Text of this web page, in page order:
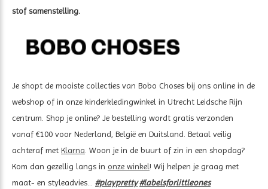
stof samenstelling.
Je shopt de mooiste collecties van Bobo Choses bij ons online in de
webshop of in onze kinderkledingwinkel in Utrecht Leidsche Rijn
centrum. Shop je online? Je bestelling wordt gratis verzonden
vanaf €100 voor Nederland, België en Duitsland. Betaal veilig
achteraf met Klarna . Woon je in de buurt of zin in een shopdag?
Kom dan gezellig langs in onze winkel! Wij helpen je graag met
maat- en styleadvies... #playpretty#labelsforlittleones